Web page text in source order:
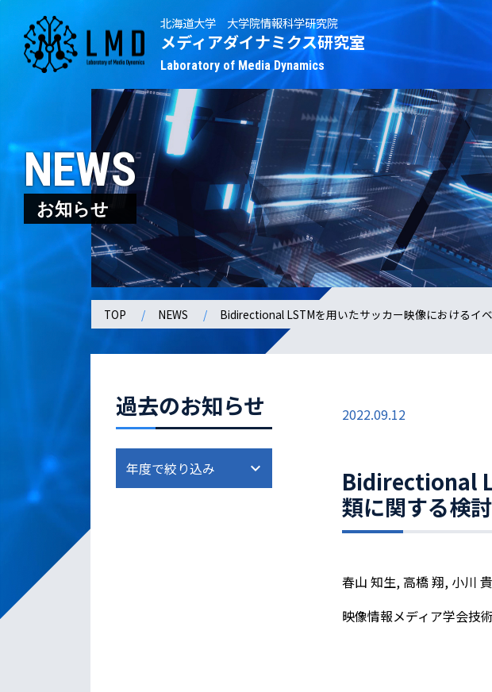
北海道大学 大学院情報科学研究院
メディアダイナミクス研究室
Laboratory of Media Dynamics
NEWS
お知らせ
TOP NEWS Bidirectional LSTMを用いたサッカー映像におけるイ
過去のお知らせ 2022.09.12
Bidirectional
類に関する検討
春山 知生, 高橋 翔, 小川
映像情報メディア学会技